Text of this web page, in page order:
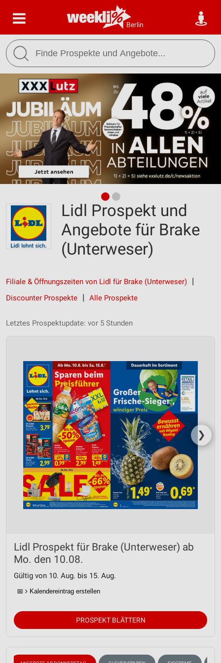
Berlin
Lidl Prospekt und
Angebote für Brake
(Unterweser)
Filiale & Öffnungszeiten von Lidl für Brake (Unterweser)
Discounter Prospekte
Alle Prospekte
Letztes Prospektupdate: vor 5 Stunden
❯
Lidl Prospekt für Brake (Unterweser) ab
Mo. den 10.08.
Gültig von 10. Aug. bis 15. Aug.
📅 Kalendereintrag erstellen
PROSPEKT BLÄTTERN